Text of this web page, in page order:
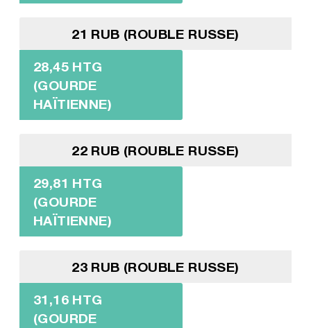
21 RUB (ROUBLE RUSSE)
28,45 HTG
(GOURDE
HAÏTIENNE)
22 RUB (ROUBLE RUSSE)
29,81 HTG
(GOURDE
HAÏTIENNE)
23 RUB (ROUBLE RUSSE)
31,16 HTG
(GOURDE